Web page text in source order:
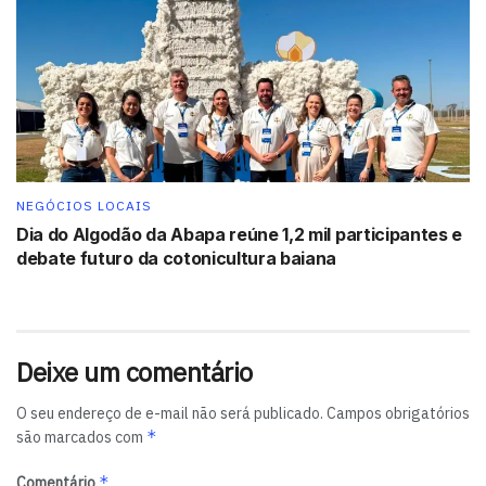
compromisso com a beleza livre de estereótipos - e não
realiza testes em animais.
Leia também: Grupo Boticário investe R$4,14 bi no Brasil
Tags: Bahia Boticário Brasil
NEGÓCIOS LOCAIS
Dia do Algodão da Abapa reúne 1,2 mil participantes e
debate futuro da cotonicultura baiana
Deixe um comentário
O seu endereço de e-mail não será publicado. Campos obrigatórios
são marcados com *